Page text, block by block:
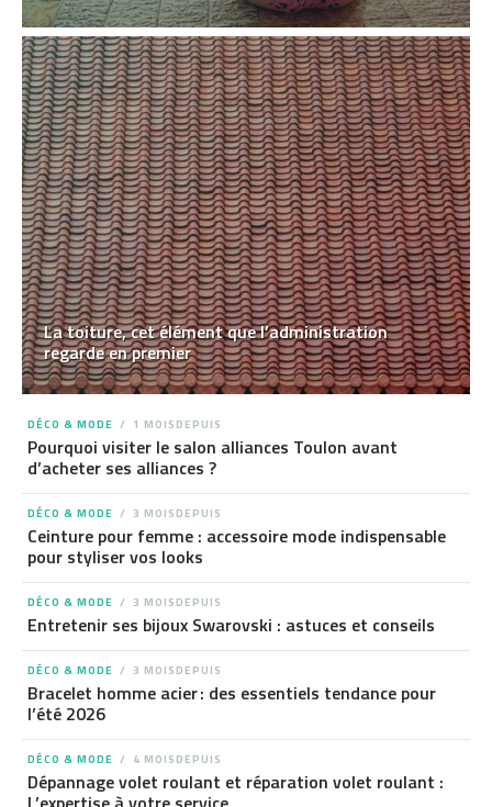
La toiture, cet élément que l’administration
regarde en premier
DÉCO & MODE 1 MOISDEPUIS
Pourquoi visiter le salon alliances Toulon avant
d’acheter ses alliances ?
DÉCO & MODE 3 MOISDEPUIS
Ceinture pour femme : accessoire mode indispensable
pour styliser vos looks
DÉCO & MODE 3 MOISDEPUIS
Entretenir ses bijoux Swarovski : astuces et conseils
DÉCO & MODE 3 MOISDEPUIS
Bracelet homme acier : des essentiels tendance pour
l’été 2026
DÉCO & MODE 4 MOISDEPUIS
Dépannage volet roulant et réparation volet roulant :